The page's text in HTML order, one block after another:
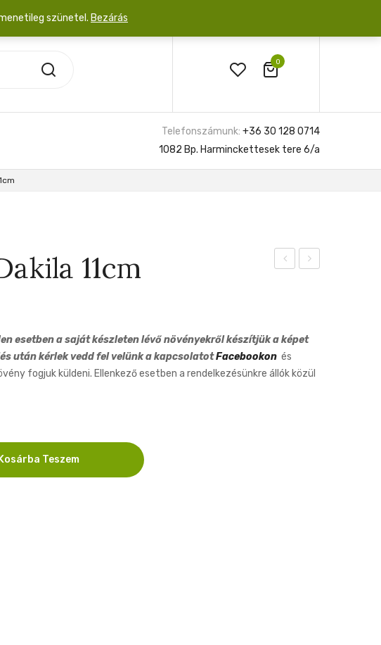
0
Telefonszámunk: +36 30 128 0714
1082 Bp. Harminckettesek tere 6/a
11cm
esetben a saját készleten lévő növényekről készítjük a képet
után kérlek vedd fel velünk a kapcsolatotFacebookon és
fogjuk küldeni. Ellenkező esetben a rendelkezésünkre állók közül
Kosárba Teszem
szünetel. Bezárás